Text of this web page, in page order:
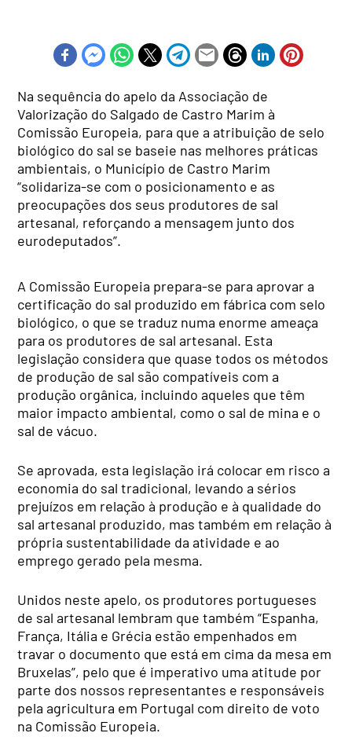
Na sequência do apelo da Associação de
Valorização do Salgado de Castro Marim à
Comissão Europeia, para que a atribuição de selo
biológico do sal se baseie nas melhores práticas
ambientais, o Município de Castro Marim
“solidariza-se com o posicionamento e as
preocupações dos seus produtores de sal
artesanal, reforçando a mensagem junto dos
eurodeputados”.
A Comissão Europeia prepara-se para aprovar a
certificação do sal produzido em fábrica com selo
biológico, o que se traduz numa enorme ameaça
para os produtores de sal artesanal. Esta
legislação considera que quase todos os métodos
de produção de sal são compatíveis com a
produção orgânica, incluindo aqueles que têm
maior impacto ambiental, como o sal de mina e o
sal de vácuo.
Se aprovada, esta legislação irá colocar em risco a
economia do sal tradicional, levando a sérios
prejuízos em relação à produção e à qualidade do
sal artesanal produzido, mas também em relação à
própria sustentabilidade da atividade e ao
emprego gerado pela mesma.
Unidos neste apelo, os produtores portugueses
de sal artesanal lembram que também “Espanha,
França, Itália e Grécia estão empenhados em
travar o documento que está em cima da mesa em
Bruxelas”, pelo que é imperativo uma atitude por
parte dos nossos representantes e responsáveis
pela agricultura em Portugal com direito de voto
na Comissão Europeia.